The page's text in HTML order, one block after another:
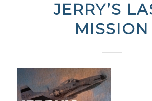
JERRY’S
MISSION